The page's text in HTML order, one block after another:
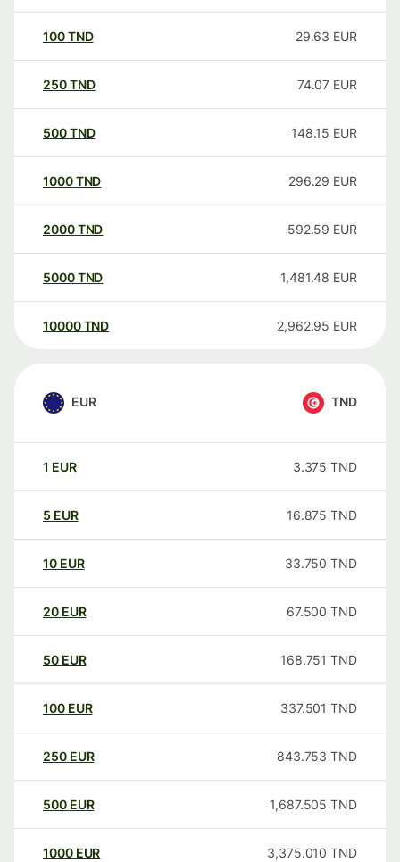
100TND 29.63 EUR
250TND 74.07 EUR
500TND 148.15 EUR
1000TND 296.29 EUR
2000TND 592.59 EUR
5000TND 1,481.48 EUR
10000 TND 2,962.95 EUR
EUR TND
1 EUR 3.375 TND
5 EUR 16.875 TND
10 EUR 33.750 TND
20 EUR 67.500 TND
50 EUR 168.751 TND
100 EUR 337.501 TND
250 EUR 843.753 TND
500 EUR 1,687.505 TND
1000 EUR 3,375.010 TND